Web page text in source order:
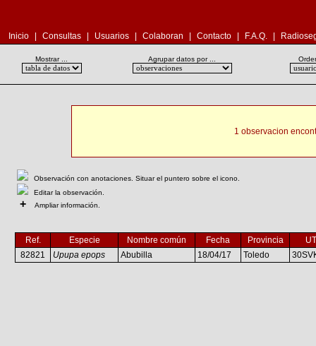
Inicio Consultas Usuarios Colaboran Contacto F.A.Q.
Mostrar ... Agrupar datos por ...
1 observacion
Observación con anotaciones. Situar el puntero sobre el icono.
Editar la observación.
+ Ampliar información.
Ref. Especie Nombre común Fecha Provincia
82821
Upupa epops Abubilla 18/04/17 Toledo